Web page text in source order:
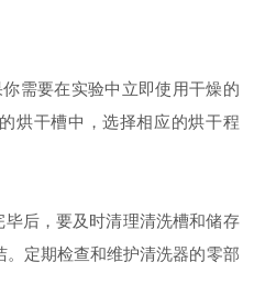
要在实验中立即使用干燥的
烘干槽中，选择相应的烘干程
后，要及时清理清洗槽和储存
定期检查和维护清洗器的零部